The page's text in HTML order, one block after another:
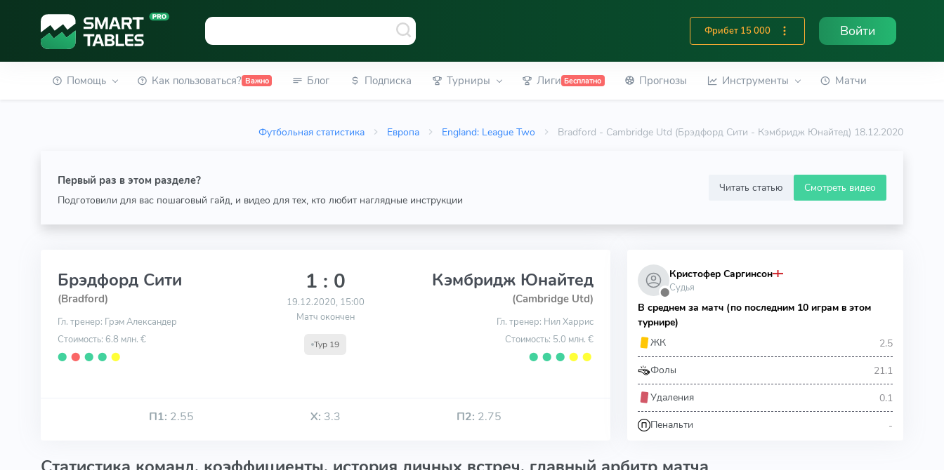
Фрибет 15 000 Войти
Помощь Как пользоваться? Важно Блог Подписка Турниры Лиги Бесплатно Прогнозы Инструменты Матчи
Футбольная статистика Европа England: League Two Bradford - Cambridge Utd (Брэдфорд Сити - Кэмбридж Юнайтед) 18.12.2020
Первый раз в этом разделе?
Подготовили для вас пошаговый гайд, и видео для тех, кто любит наглядные инструкции
Читать статью Смотреть видео
Брэдфорд Сити
(Bradford)
Гл. тренер: Грэм Александер
Стоимость: 6.8 млн. €
⬤ ⬤ ⬤ ⬤ ⬤
1 : 0
19.12.2020, 15:00
Матч окончен
Тур 19
Кэмбридж Юнайтед
(Cambridge Utd)
Гл. тренер: Нил Харрис
Стоимость: 5.0 млн. €
⬤ ⬤ ⬤ ⬤ ⬤
П1: 2.55 Х: 3.3 П2: 2.75
⬤
Кристофер Саргинсон
Судья
В среднем за матч (по последним 10 играм в этом
турнире)
ЖК
2.5
Фолы 21.1
Удаления 0.1
Пенальти -